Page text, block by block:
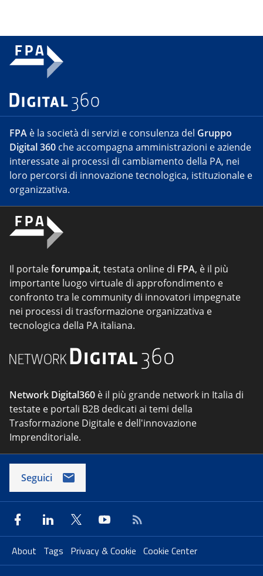
FPA è la società di servizi e consulenza del Gruppo
Digital 360 che accompagna amministrazioni e aziende
interessate ai processi di cambiamento della PA, nei
loro percorsi di innovazione tecnologica, istituzionale e
organizzativa.
Il portaleforumpa.it, testata online di FPA, è il più
importante luogo virtuale di approfondimento e
confronto tra le community di innovatori impegnate
nei processi di trasformazione organizzativa e
tecnologica della PA italiana.
Network Digital360 è il più grande network in Italia di
testate e portali B2B dedicati ai temi della
Trasformazione Digitale e dell'innovazione
Imprenditoriale.
Seguici
About Tags Privacy & Cookie Cookie Center